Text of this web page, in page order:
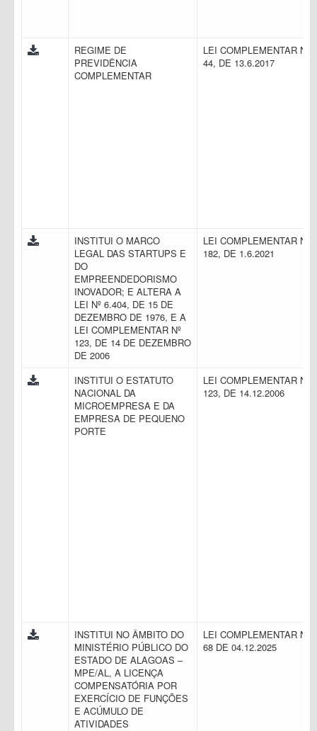
REGIME DE
PREVIDÊNCIA
COMPLEMENTAR
LEI COMPLEMENTAR N.
44, DE 13.6.2017
INSTITUI O MARCO
LEGAL DAS STARTUPS E
DO
EMPREENDEDORISMO
INOVADOR; E ALTERA A
LEI Nº 6.404, DE 15 DE
DEZEMBRO DE 1976, E A
LEI COMPLEMENTAR Nº
123, DE 14 DE DEZEMBRO
DE 2006
LEI COMPLEMENTAR N.
182, DE 1.6.2021
INSTITUI O ESTATUTO
NACIONAL DA
MICROEMPRESA E DA
EMPRESA DE PEQUENO
PORTE
LEI COMPLEMENTAR N.
123, DE 14.12.2006
INSTITUI NO ÂMBITO DO
MINISTÉRIO PÚBLICO DO
ESTADO DE ALAGOAS –
MPE/AL, A LICENÇA
COMPENSATÓRIA POR
EXERCÍCIO DE FUNÇÕES
E ACÚMULO DE
ATIVIDADES
LEI COMPLEMENTAR N.
68 DE 04.12.2025